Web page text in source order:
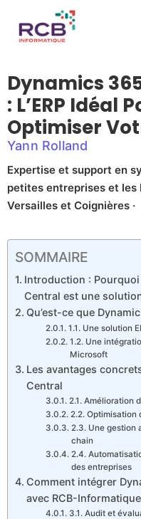
Dynamics
: L’ERP Idéal
Optimiser
Yann Rolland
Expertise et support en
petites entreprises et les
Versailles et Coignières ·
SOMMAIRE
Introduction :
Central est une
Qu’est-ce que
1.1. Une solution
1.2. Une
Microsoft
Les avantages
Central
2.1. Amélioration
2.2. Optimisation
2.3. Une gestion
chain
2.4.
des entreprises
Comment intégrer
avec RCB-
3.1. Audit et